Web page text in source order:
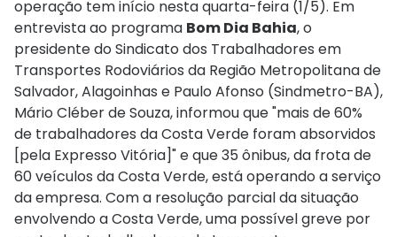
operação tem início nesta quarta-feira (1/5). Em
entrevista ao programa Bom Dia Bahia, o
presidente do Sindicato dos Trabalhadores em
Transportes Rodoviários da Região Metropolitana de
Salvador, Alagoinhas e Paulo Afonso (Sindmetro-BA),
Mário Cléber de Souza, informou que "mais de 60%
de trabalhadores da Costa Verde foram absorvidos
[pela Expresso Vitória]" e que 35 ônibus, da frota de
60 veículos da Costa Verde, está operando a serviço
da empresa. Com a resolução parcial da situação
envolvendo a Costa Verde, uma possível greve por